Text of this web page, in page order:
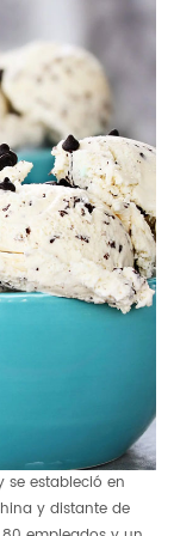
se estableció en
y distante de